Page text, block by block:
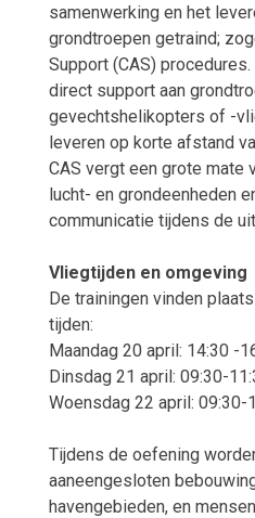
samenwerking en het
grondtroepen getraind;
Support (CAS)
direct support aan
gevechtshelikopters of -
leveren op korte afstand
CAS vergt een grote mate
lucht- en grondeenheden
communicatie tijdens de
Vliegtijden en omgeving
De trainingen vinden
tijden:
Maandag 20 april: 14:30 -
Dinsdag 21 april: 09:30-
Woensdag 22 april: 09:30-
Tijdens de oefening
aaneengesloten
havengebieden, en